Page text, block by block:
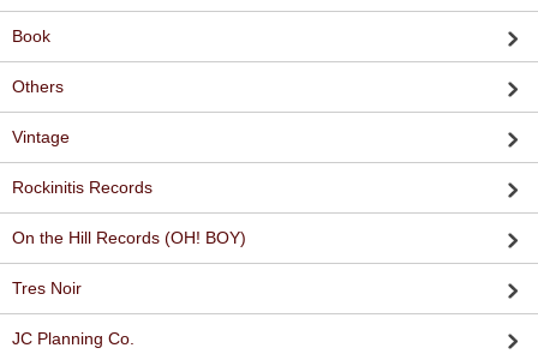
Book
Others
Vintage
Rockinitis Records
On the Hill Records (OH! BOY)
Tres Noir
JC Planning Co.